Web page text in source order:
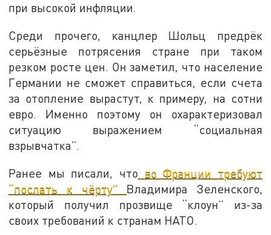
при высокой инфляции.
Среди прочего, канцлер Шольц предрёк
серьёзные потрясения стране при таком
резком росте цен. Он заметил, что население
Германии не сможет справиться, если счета
за отопление вырастут, к примеру, на сотни
евро. Именно поэтому он охарактеризовал
ситуацию выражением “социальная
взрывчатка”.
Ранее мы писали, что во Франции требуют
“послать к чёрту” Владимира Зеленского,
который получил прозвище “клоун” из-за
своих требований к странам НАТО.